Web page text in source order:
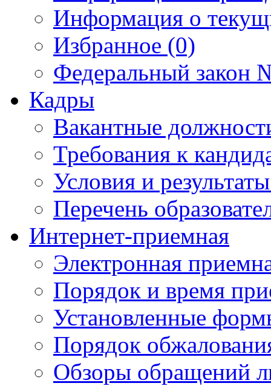
Информация о
Избранное (0)
Федеральный закон
Кадры
Вакантные
Требования к
Условия и
Перечень
Интернет-приемная
Электронная
Порядок и время
Установленные
Порядок
Обзоры обращений